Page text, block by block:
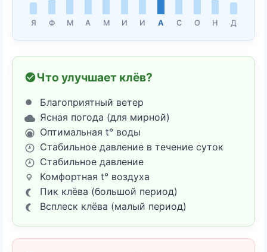
Я Ф М А М И И А С О Н Д
Что улучшает клёв?
Благоприятный ветер
Ясная погода (для мирной)
Оптимальная t° воды
Стабильное давление в течение суток
Стабильное давление
Комфортная t° воздуха
Пик клёва (большой период)
Всплеск клёва (малый период)